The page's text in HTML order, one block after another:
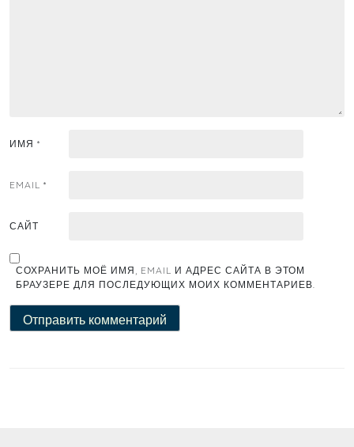
ИМЯ *
EMAIL *
САЙТ
СОХРАНИТЬ МОЁ ИМЯ, EMAIL И АДРЕС САЙТА В ЭТОМ
БРАУЗЕРЕ ДЛЯ ПОСЛЕДУЮЩИХ МОИХ КОММЕНТАРИЕВ.